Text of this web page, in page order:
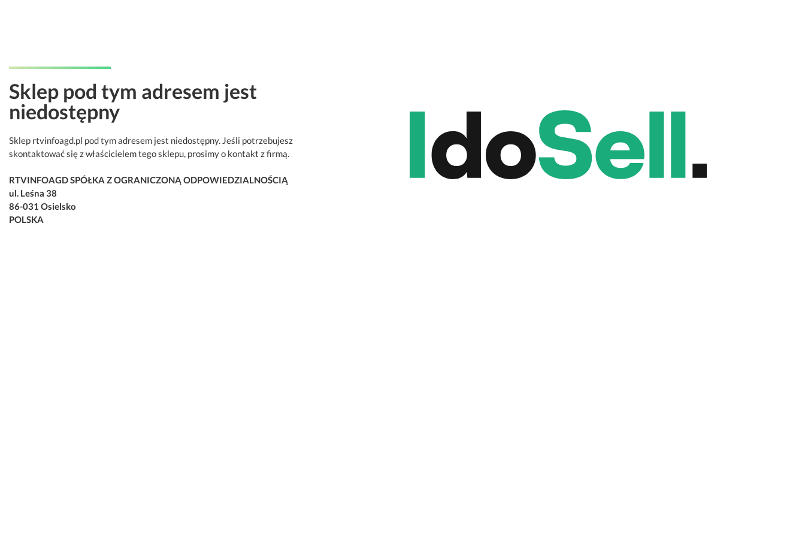
Sklep pod tym adresem jest
niedostępny
Sklep rtvinfoagd.pl pod tym adresem jest niedostępny. Jeśli potrzebujesz
skontaktować się z właścicielem tego sklepu, prosimy o kontakt z firmą.
RTVINFOAGD SPÓŁKA Z OGRANICZONĄ ODPOWIEDZIALNOŚCIĄ
ul. Leśna 38
86-031 Osielsko
POLSKA